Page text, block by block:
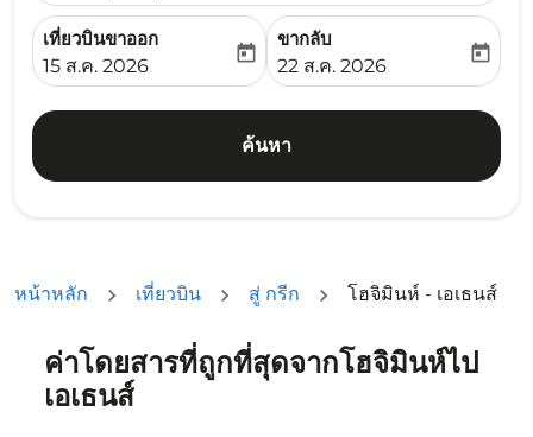
เที่ยวบินขาออก
fc-booking-departure-date-aria-label
15 ส.ค. 2026
today
ขากลับ
fc-booking-return-date-
22 ส.ค. 2026
today
ค้นหา
หน้าหลัก เที่ยวบิน สู่ กรีก โฮจิมินห์ - เอเธนส์
ค่าโดยสารที่ถูกที่สุดจากโฮจิมินห์ไป
เอเธนส์
ลองอัปเดตเส้นทางของคุณ (ต้นทางและ/หรือปลายทาง) หรื